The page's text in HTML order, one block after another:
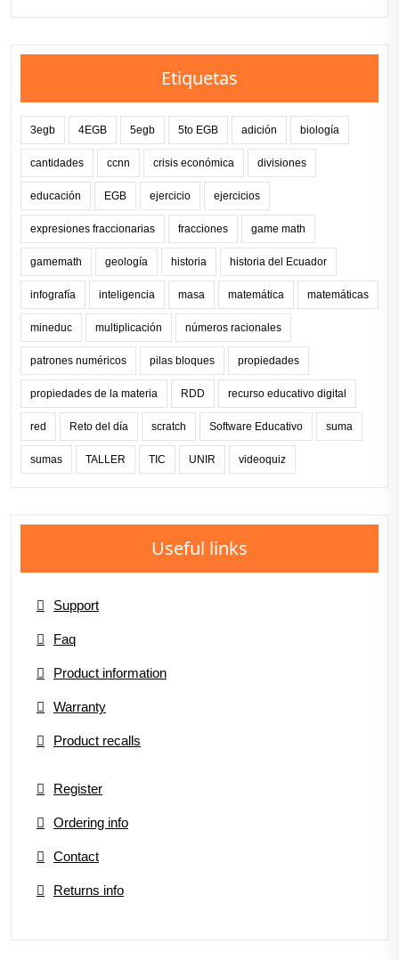
Etiquetas
3egb 4EGB 5egb 5to EGB adición biología
cantidades ccnn crisis económica divisiones
educación EGB ejercicio ejercicios
expresiones fraccionarias fracciones game math
gamemath geología historia historia del Ecuador
infografía inteligencia masa matemática matemáticas
mineduc multiplicación números racionales
patrones numéricos pilas bloques propiedades
propiedades de la materia RDD recurso educativo digital
red Reto del día scratch Software Educativo suma
sumas TALLER TIC UNIR videoquiz
Useful links
Support
Faq
Product information
Warranty
Product recalls
Register
Ordering info
Contact
Returns info